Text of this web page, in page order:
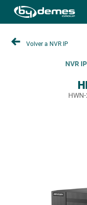
Volver a NVR IP
NVR